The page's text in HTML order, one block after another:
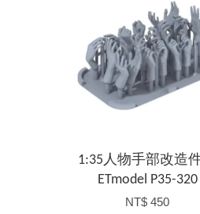
1:35人物手部改造件
ETmodel P35-320
NT$ 450